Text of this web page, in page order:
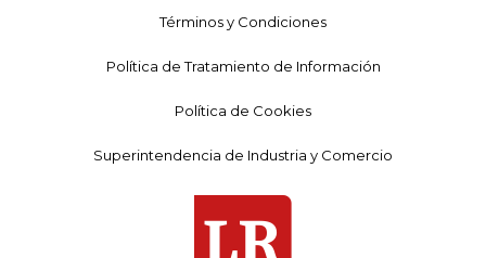
Términos y Condiciones
Política de Tratamiento de Información
Política de Cookies
Superintendencia de Industria y Comercio